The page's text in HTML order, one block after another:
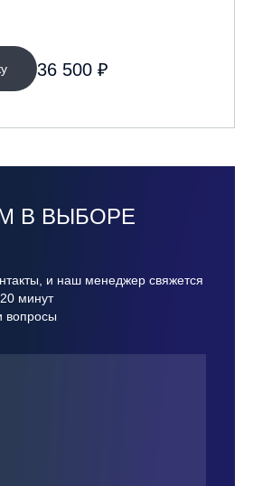
36 500 ₽
В ВЫБОРЕ
и наш менеджер свяжется
минут
вопросы